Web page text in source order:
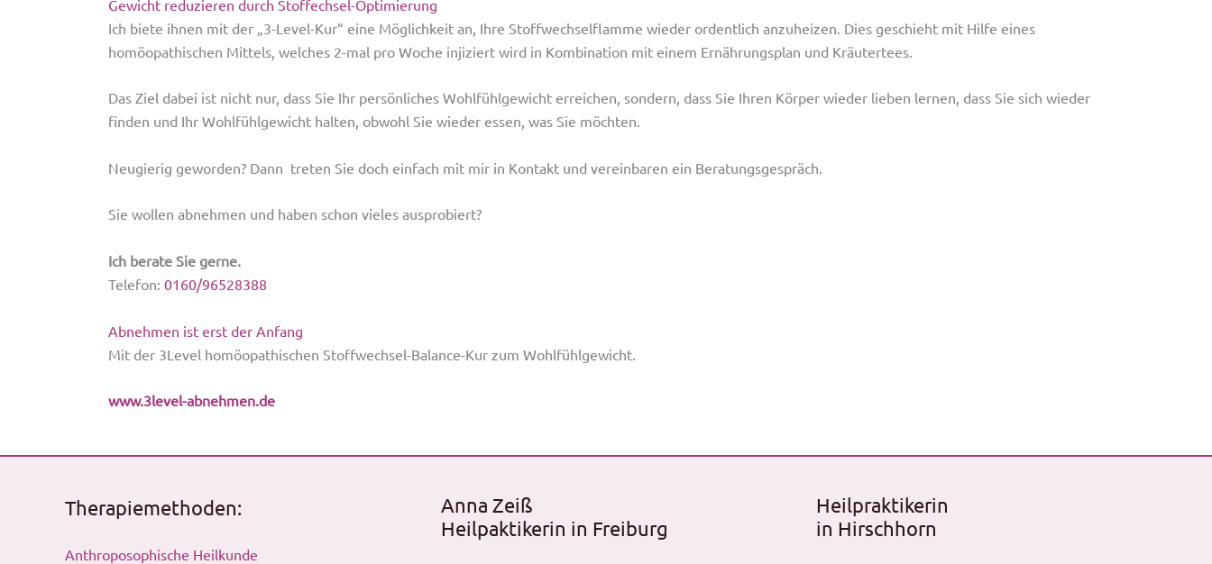
Gewicht reduzieren durch Stoffechsel-Optimierung
Ich biete ihnen mit der „3-Level-Kur“ eine Möglichkeit an, Ihre Stoffwechselflamme wieder ordentlich anzuheizen. Dies geschieht mit Hilfe eines
homöopathischen Mittels, welches 2-mal pro Woche injiziert wird in Kombination mit einem Ernährungsplan und Kräutertees.
Das Ziel dabei ist nicht nur, dass Sie Ihr persönliches Wohlfühlgewicht erreichen, sondern, dass Sie Ihren Körper wieder lieben lernen, dass Sie sich wieder
finden und Ihr Wohlfühlgewicht halten, obwohl Sie wieder essen, was Sie möchten.
Neugierig geworden? Dann treten Sie doch einfach mit mir in Kontakt und vereinbaren ein Beratungsgespräch.
Sie wollen abnehmen und haben schon vieles ausprobiert?
Ich berate Sie gerne.
Telefon: 0160/96528388
Abnehmen ist erst der Anfang
Mit der 3Level homöopathischen Stoffwechsel-Balance-Kur zum Wohlfühlgewicht.
www.3level-abnehmen.de
Therapiemethoden:
Anthroposophische Heilkunde
Anna Zeiß
Heilpaktikerin in Freiburg
Heilpraktikerin
in Hirschhorn